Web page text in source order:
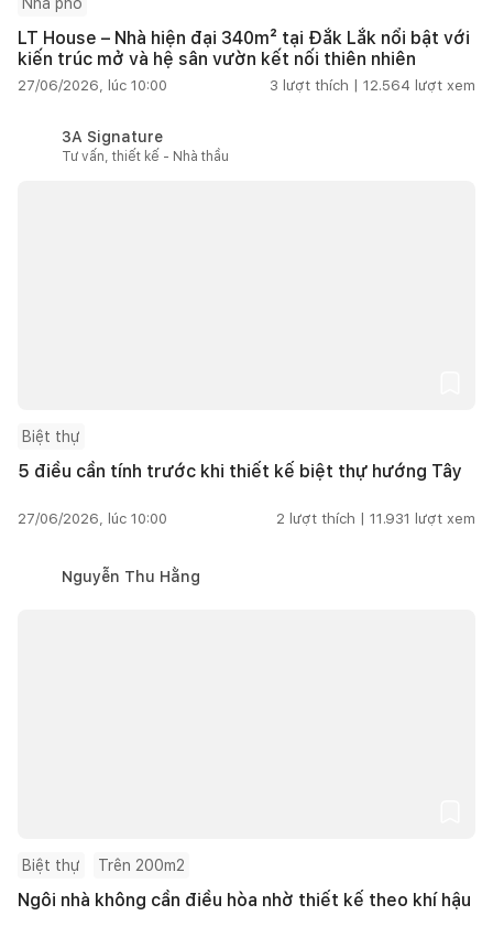
LT House – Nhà hiện đại 340m² tại Đắk Lắk nổi bật với
kiến trúc mở và hệ sân vườn kết nối thiên nhiên
27/06/2026, lúc 10:00 3 lượt thích | 12.564 lượt xem
3A Signature
Tư vấn, thiết kế - Nhà thầu
Biệt thự
5 điều cần tính trước khi thiết kế biệt thự hướng Tây
27/06/2026, lúc 10:00 2 lượt thích | 11.931 lượt xem
Nguyễn Thu Hằng
Biệt thự Trên 200m2
Ngôi nhà không cần điều hòa nhờ thiết kế theo khí hậu